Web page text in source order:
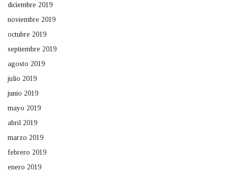
diciembre 2019
noviembre 2019
octubre 2019
septiembre 2019
agosto 2019
julio 2019
junio 2019
mayo 2019
abril 2019
marzo 2019
febrero 2019
enero 2019